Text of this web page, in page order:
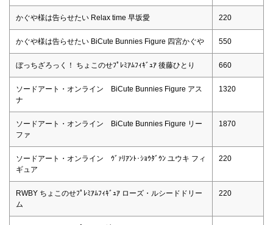
かぐや様は告らせたい Relax time 早坂愛 220
かぐや様は告らせたい BiCute Bunnies Figure 四宮かぐや 550
ぼっちざろっく！ ちょこのせﾌﾟﾚﾐｱﾑﾌｨｷﾞｭｱ 後藤ひとり 660
ソードアート・オンライン BiCute Bunnies Figure アス
ナ
1320
ソードアート・オンライン BiCute Bunnies Figure リー
ファ
1870
ソードアート・オンライン ｳﾞｧﾘｱﾝﾄ･ｼｮｳﾀﾞｳﾝ ユウキ フィ
ギュア
220
RWBY ちょこのせﾌﾟﾚﾐｱﾑﾌｨｷﾞｭｱ ローズ・ルシードドリー
ム
220